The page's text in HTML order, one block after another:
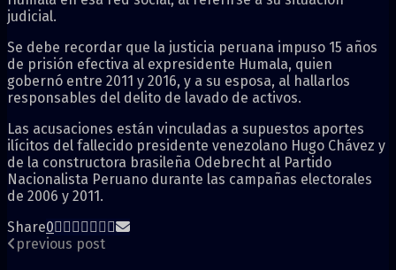
judicial.
Se debe recordar que la justicia peruana impuso 15 años
de prisión efectiva al expresidente Humala, quien
gobernó entre 2011 y 2016, y a su esposa, al hallarlos
responsables del delito de lavado de activos.
Las acusaciones están vinculadas a supuestos aportes
ilícitos del fallecido presidente venezolano Hugo Chávez y
de la constructora brasileña Odebrecht al Partido
Nacionalista Peruano durante las campañas electorales
de 2006 y 2011.
Share0
previous post